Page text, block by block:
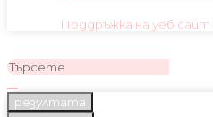
Поддръжка на уеб
резултата